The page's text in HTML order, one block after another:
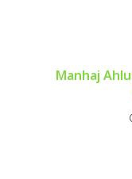
Manhaj